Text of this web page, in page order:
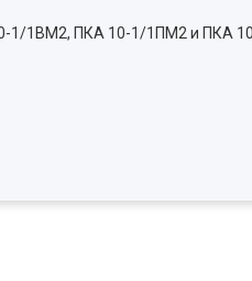
1/1ВМ2, ПКА 10-1/1ПМ2 и ПКА